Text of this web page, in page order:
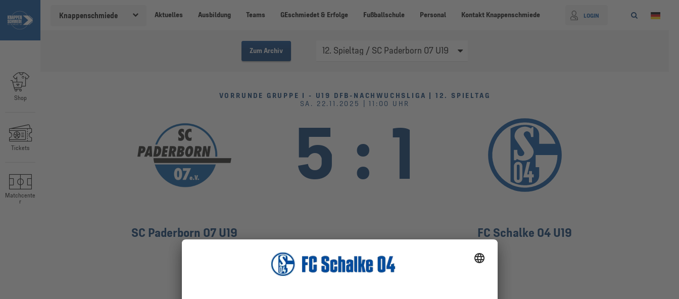
Knappenschmiede Aktuelles Ausbildung Teams GEschmiedet & Erfolge Fußballschule Personal Kontakt Knappenschmiede LOGIN
Shop
Tickets
Matchcente
r
Zum Archiv
VORRUNDE GRUPPE I - U19 DFB-NACHWUCHSLIGA | 12. SPIELTAG
SA. 22.11.2025 | 11:00 UHR
SC Paderborn 07 U19
5 : 1
FC Schalke 04 U19
Trainings- und Nachwuchsleistungszentrum Platz 3